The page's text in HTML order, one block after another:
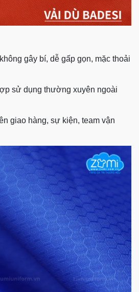
gây bí, dễ gấp gọn, mặc thoải
sử dụng thường xuyên ngoài
giao hàng, sự kiện, team vận